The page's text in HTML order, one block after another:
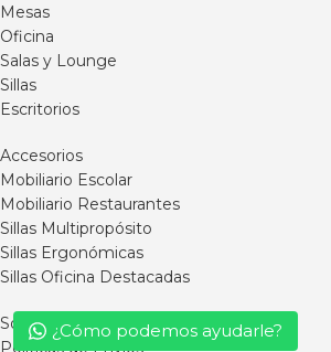
Mesas
Oficina
Salas y Lounge
Sillas
Escritorios
Accesorios
Mobiliario Escolar
Mobiliario Restaurantes
Sillas Multipropósito
Sillas Ergonómicas
Sillas Oficina Destacadas
Somos MR
Políticas de Envíos
¿Cómo podemos ayudarle?